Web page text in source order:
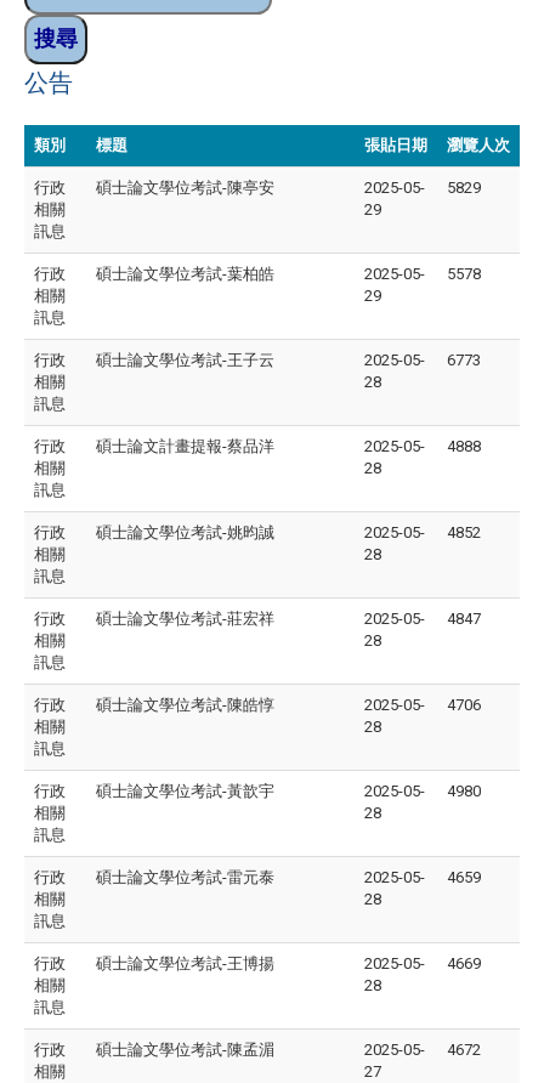
公告
類別 標題 張貼日期 瀏覽人次
行政
相關
訊息
碩士論文學位考試-陳亭安
2025-05-
29
5829
行政
相關
訊息
碩士論文學位考試-葉柏皓
2025-05-
29
5578
行政
相關
訊息
碩士論文學位考試-王子云
2025-05-
28
6773
行政
相關
訊息
碩士論文計畫提報-蔡品洋
2025-05-
28
4888
行政
相關
訊息
碩士論文學位考試-姚昀誠
2025-05-
28
4852
行政
相關
訊息
碩士論文學位考試-莊宏祥
2025-05-
28
4847
行政
相關
訊息
碩士論文學位考試-陳皓惇
2025-05-
28
4706
行政
相關
訊息
碩士論文學位考試-黃歆宇
2025-05-
28
4980
行政
相關
訊息
碩士論文學位考試-雷元泰
2025-05-
28
4659
行政
相關
訊息
碩士論文學位考試-王博揚
2025-05-
28
4669
行政
相關
碩士論文學位考試-陳孟湄
2025-05-
27
4672